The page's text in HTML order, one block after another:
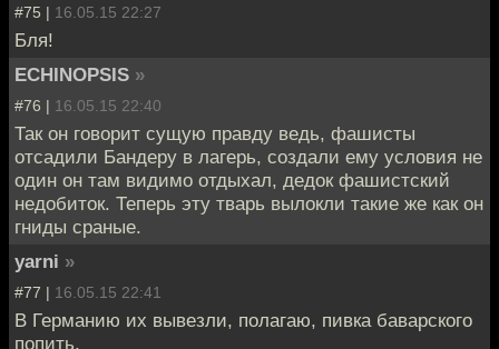
#75 | 16.05.15 22:27
Бля!
ECHINOPSIS »
#76 | 16.05.15 22:40
Так он говорит сущую правду ведь, фашисты
отсадили Бандеру в лагерь, создали ему условия не
один он там видимо отдыхал, дедок фашистский
недобиток. Теперь эту тварь вылокли такие же как он
гниды сраные.
yarni »
#77 | 16.05.15 22:41
В Германию их вывезли, полагаю, пивка баварского
попить.